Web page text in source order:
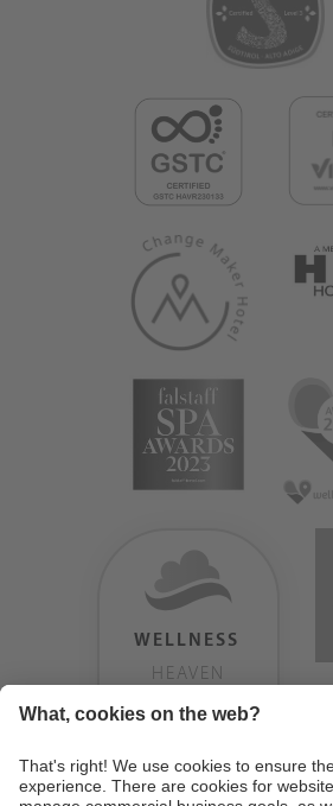
WELLNESS
HEAVEN
TESTERGEBNIS: